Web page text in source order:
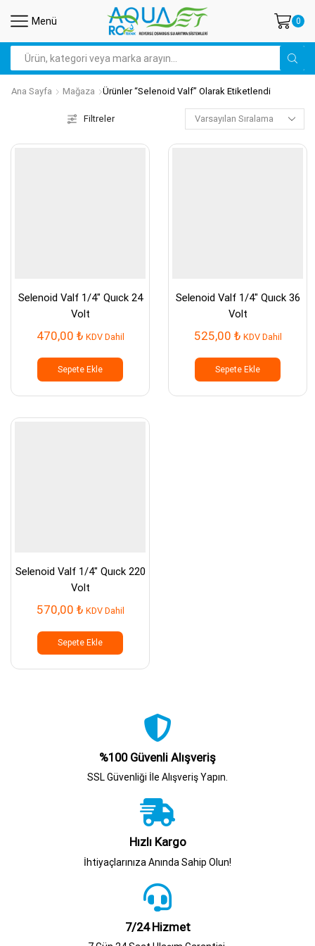
Menü 0
Search
input
Ana Sayfa Mağaza Ürünler “selenoid Valf” Olarak Etiketlendi
Filtreler
Selenoid Valf 1/4″ Quıck 24
Volt
470,00 ₺ KDV Dahil
Sepete Ekle
Selenoid Valf 1/4″ Quıck 36
Volt
525,00 ₺ KDV Dahil
Sepete Ekle
Selenoid Valf 1/4″ Quıck 220
Volt
570,00 ₺ KDV Dahil
Sepete Ekle
%100 Güvenli Alışveriş
SSL Güvenliği İle Alışveriş Yapın.
Hızlı Kargo
İhtiyaçlarınıza Anında Sahip Olun!
7/24 Hizmet